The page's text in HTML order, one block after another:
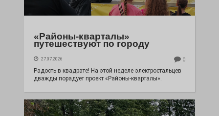
«Районы-кварталы»
путешествуют по городу
27.07.2026 0
Радость в квадрате! На этой неделе электростальцев
дважды порадует проект «Районы-кварталы».